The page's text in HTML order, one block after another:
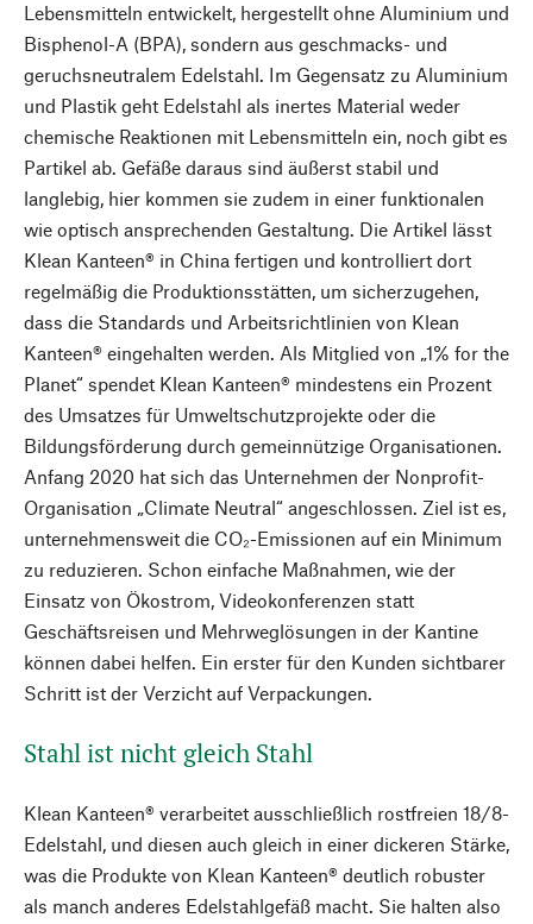
Lebensmitteln entwickelt, hergestellt ohne Aluminium und
Bisphenol-A (BPA), sondern aus geschmacks- und
geruchsneutralem Edelstahl. Im Gegensatz zu Aluminium
und Plastik geht Edelstahl als inertes Material weder
chemische Reaktionen mit Lebensmitteln ein, noch gibt es
Partikel ab. Gefäße daraus sind äußerst stabil und
langlebig, hier kommen sie zudem in einer funktionalen
wie optisch ansprechenden Gestaltung. Die Artikel lässt
Klean Kanteen® in China fertigen und kontrolliert dort
regelmäßig die Produktionsstätten, um sicherzugehen,
dass die Standards und Arbeitsrichtlinien von Klean
Kanteen® eingehalten werden. Als Mitglied von „1% for the
Planet“ spendet Klean Kanteen® mindestens ein Prozent
des Umsatzes für Umweltschutzprojekte oder die
Bildungsförderung durch gemeinnützige Organisationen.
Anfang 2020 hat sich das Unternehmen der Nonprofit-
Organisation „Climate Neutral“ angeschlossen. Ziel ist es,
unternehmensweit die CO₂-Emissionen auf ein Minimum
zu reduzieren. Schon einfache Maßnahmen, wie der
Einsatz von Ökostrom, Videokonferenzen statt
Geschäftsreisen und Mehrweglösungen in der Kantine
können dabei helfen. Ein erster für den Kunden sichtbarer
Schritt ist der Verzicht auf Verpackungen.
Stahl ist nicht gleich Stahl
Klean Kanteen® verarbeitet ausschließlich rostfreien 18/8-
Edelstahl, und diesen auch gleich in einer dickeren Stärke,
was die Produkte von Klean Kanteen® deutlich robuster
als manch anderes Edelstahlgefäß macht. Sie halten also